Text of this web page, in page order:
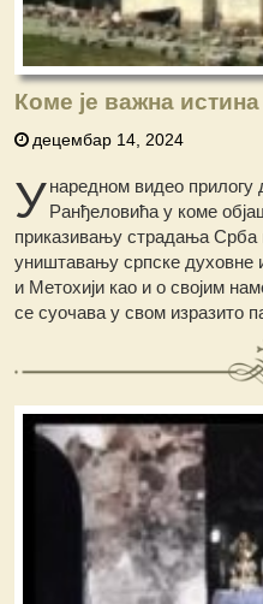
Коме је важна
децембар 14, 2024
Унаредном видео
Ранђеловића у коме
приказивању страдања Срба
уништавању српске духовне
и Метохији као и о својим
се суочава у свом изразито